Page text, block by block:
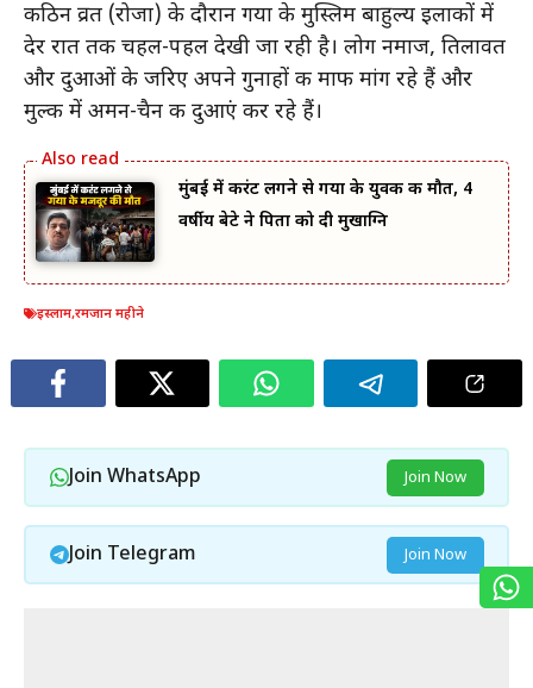
कठिन व्रत (रोजा) के दौरान गया के मुस्लिम बाहुल्य इलाकों में
देर रात तक चहल-पहल देखी जा रही है। लोग नमाज, तिलावत
और दुआओं के जरिए अपने गुनाहों की माफी मांग रहे हैं और
मुल्क में अमन-चैन की दुआएं कर रहे हैं।
मुंबई में करंट लगने से गया के युवक की मौत, 4
वर्षीय बेटे ने पिता को दी मुखाग्नि
इस्लाम,रमजान महीने
Join WhatsApp Join Now
Join Telegram Join Now